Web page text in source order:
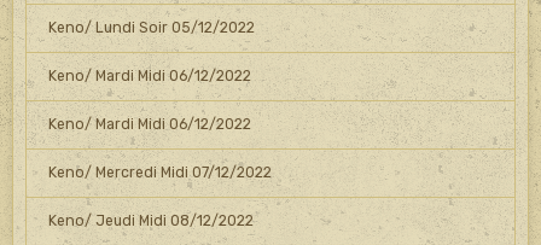
Keno/ Lundi Soir 05/12/2022
Keno/ Mardi Midi 06/12/2022
Keno/ Mardi Midi 06/12/2022
Keno/ Mercredi Midi 07/12/2022
Keno/ Jeudi Midi 08/12/2022